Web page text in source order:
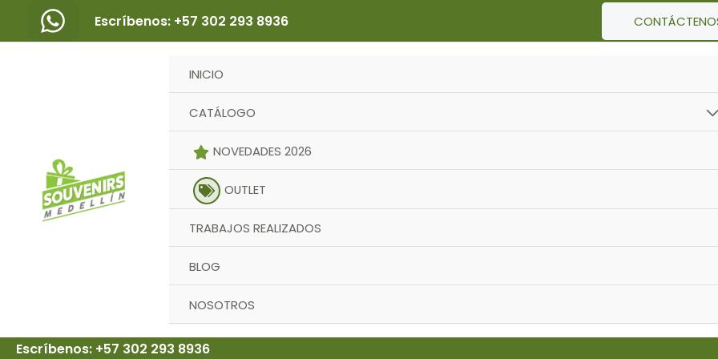
Escríbenos: +57 302 293 8936
INICIO
CATÁLOGO
NOVEDADES 2026
OUTLET
TRABAJOS REALIZADOS
BLOG
NOSOTROS
Escríbenos: +57 302 293 8936